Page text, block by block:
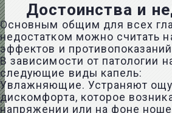
Достоинства и
Основным общим для всех
недостатком можно считать
эффектов и
В зависимости от патологии
следующие виды капель:
Увлажняющие. Устраняют
дискомфорта, которое
напряжении или на фоне